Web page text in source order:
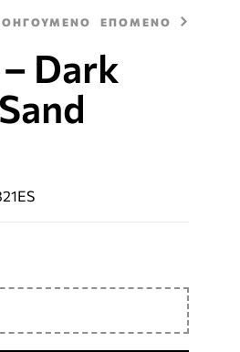
5,49
ΕΠΟΜΕΝΟ
13,00
Dark